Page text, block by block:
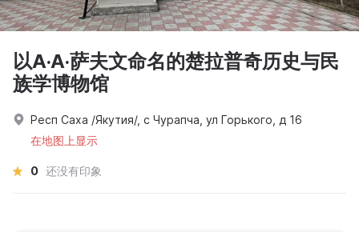
以A·A·萨夫文命名的楚拉普奇历史与民
族学博物馆
Респ Саха /Якутия/, с Чурапча, ул Горького, д 16
在地图上显示
0 还没有印象